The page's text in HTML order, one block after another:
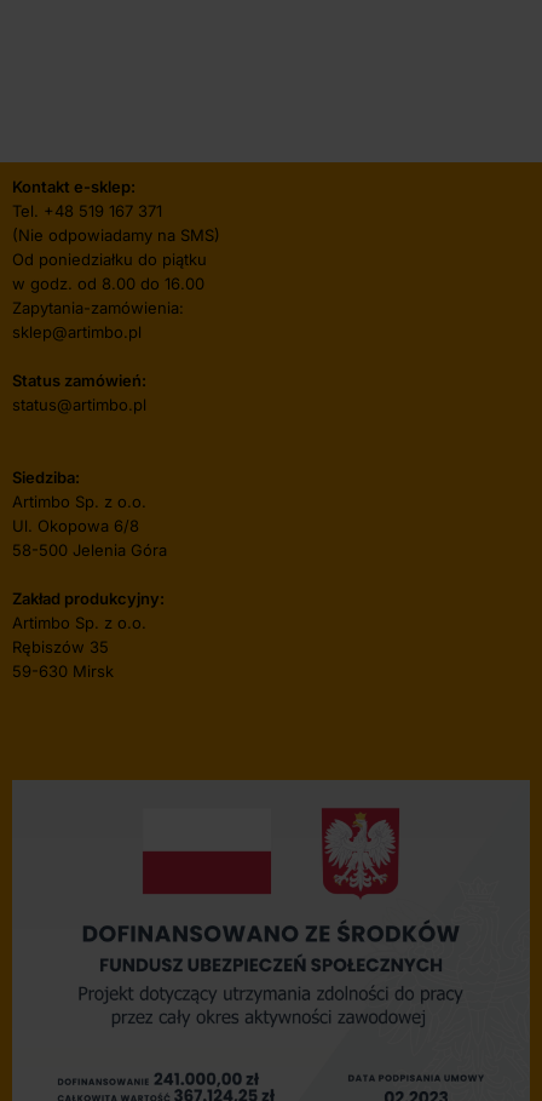
Kontakt e-sklep:
Tel. +48 519 167 371
(Nie odpowiadamy na SMS)
Od poniedziałku do piątku
w godz. od 8.00 do 16.00
Zapytania-zamówienia:
sklep@artimbo.pl
Status zamówień:
status@artimbo.pl
Siedziba:
Artimbo Sp. z o.o.
Ul. Okopowa 6/8
58-500 Jelenia Góra
Zakład produkcyjny:
Artimbo Sp. z o.o.
Rębiszów 35
59-630 Mirsk